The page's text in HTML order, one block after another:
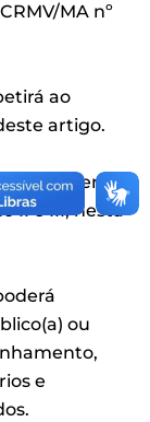
MA nº
ao
artigo.
presidente
II e III, nesta
ou
e